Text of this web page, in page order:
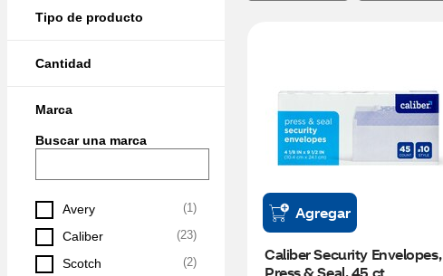
Tipo de producto
Cantidad
Marca
Buscar una marca
Avery (1)
Caliber (23)
Scotch (2)
Agregar
Caliber Security Envelopes,
Press & Seal, 45 ct